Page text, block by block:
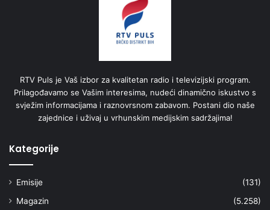
RTV Puls je Vaš izbor za kvalitetan radio i televizijski program.
Prilagođavamo se Vašim interesima, nudeći dinamično iskustvo s
svježim informacijama i raznovrsnom zabavom. Postani dio naše
zajednice i uživaj u vrhunskim medijskim sadržajima!
Kategorije
Emisije
(131)
Magazin
(5.258)